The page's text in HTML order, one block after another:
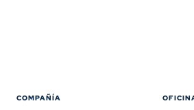
COMPAÑÍA